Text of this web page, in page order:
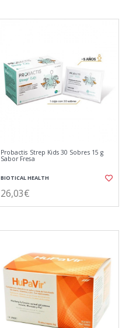
Probactis Strep Kids 30 Sobres 15 g
Sabor Fresa
BIOTICAL HEALTH
26,03€